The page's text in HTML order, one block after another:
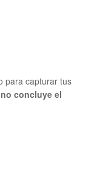
para capturar tus
concluye el